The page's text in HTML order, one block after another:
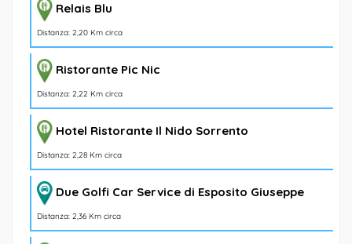
Relais Blu
Distanza: 2,20 Km circa
Ristorante Pic Nic
Distanza: 2,22 Km circa
Hotel Ristorante Il Nido Sorrento
Distanza: 2,28 Km circa
Due Golfi Car Service di Esposito Giuseppe
Distanza: 2,36 Km circa